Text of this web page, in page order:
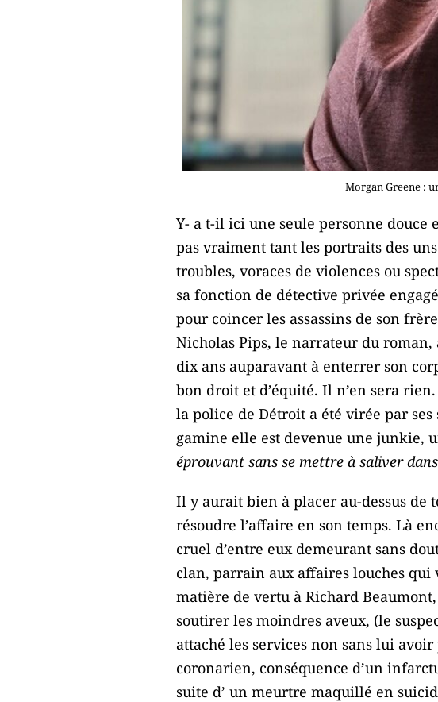
Morgan Greene :
Y- a t-il ici une seule personne douce
pas vraiment tant les portraits des
troubles, voraces de violences ou
sa fonction de détective privée
pour coincer les assassins de son
Nicholas Pips, le narrateur du roman,
dix ans auparavant à enterrer son
bon droit et d’équité. Il n’en sera
la police de Détroit a été virée par ses
gamine elle est devenue une junkie,
éprouvant sans se mettre à saliver
Il y aurait bien à placer au-dessus de
résoudre l’affaire en son temps. Là
cruel d’entre eux demeurant sans
clan, parrain aux affaires louches qui
matière de vertu à Richard
soutirer les moindres aveux, (le
attaché les services non sans lui
coronarien, conséquence d’un
suite d’ un meurtre maquillé en